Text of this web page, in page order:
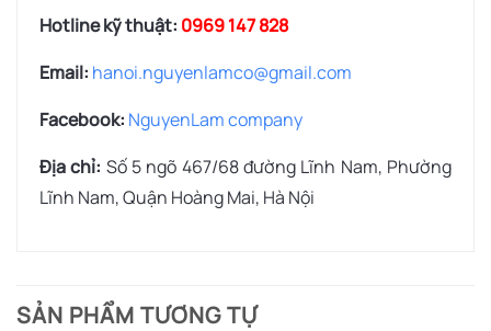
Hotline kỹ thuật: 0969 147 828
Email: hanoi.nguyenlamco@gmail.com
Facebook: NguyenLam company
Địa chỉ: Số 5 ngõ 467/68 đường Lĩnh Nam, Phường
Lĩnh Nam, Quận Hoàng Mai, Hà Nội
SẢN PHẨM TƯƠNG TỰ